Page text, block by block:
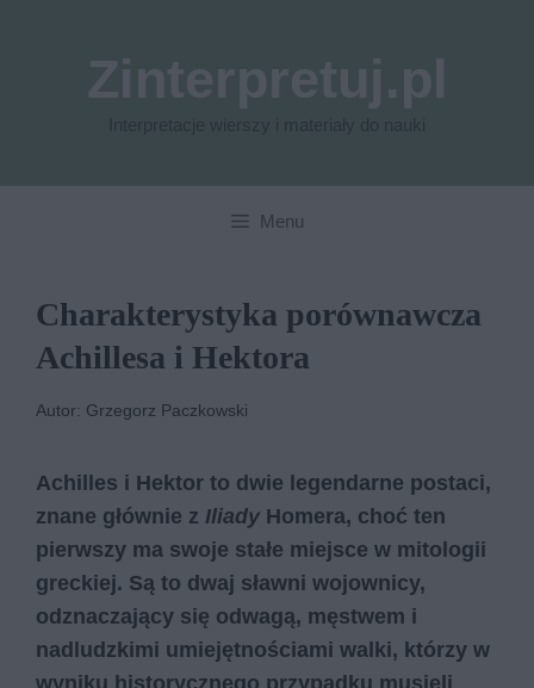
Menu
Charakterystyka porównawcza
Achillesa i Hektora
Autor: Grzegorz Paczkowski
Achilles i Hektor to dwie legendarne postaci,
znane głównie z Iliady Homera, choć ten
pierwszy ma swoje stałe miejsce w mitologii
greckiej. Są to dwaj sławni wojownicy,
odznaczający się odwagą, męstwem i
nadludzkimi umiejętnościami walki, którzy w
wyniku historycznego przypadku musieli